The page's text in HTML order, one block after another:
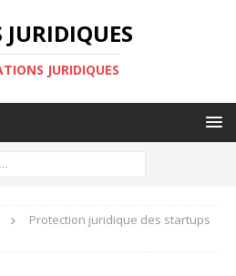
JURIDIQUES
JURIDIQUES
Protection juridique des startups